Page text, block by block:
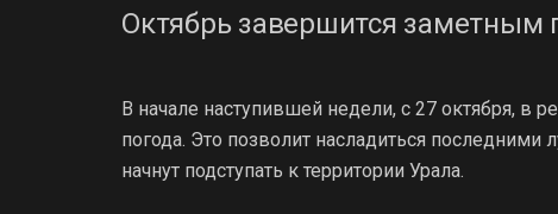
Октябрь завершится заметным
В начале наступившей недели, с 27 октября, в
погода. Это позволит насладиться
начнут подступать к территории Урала.